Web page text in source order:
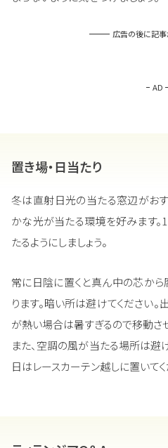
広告の後に記事
AD
置き場・日当たり
冬は直射日光の当たる窓辺がおす
かな光が当たる環境を好みます
たるようにしましょう。
常に日陰に置くと真ん中の芯か
ります。暗い所は避けてください
が熱い場合は暑すぎるので移動さ
また、空調の風が当たる場所は避
日はレースカーテン越しに置いてく